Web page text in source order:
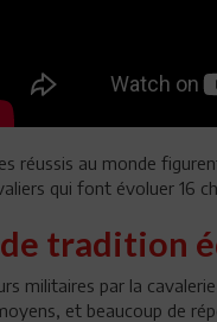
réussis au monde
qui font évoluer 16
tradition
militaires par la
et beaucoup de